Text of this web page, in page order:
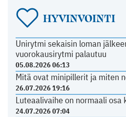
HYVINVOINTI
Unirytmi sekaisin loman
vuorokausirytmi palautuu
05.08.2026 06:13
Mitä ovat minipillerit ja miten
26.07.2026 19:16
Luteaalivaihe on normaali
24.07.2026 07:04